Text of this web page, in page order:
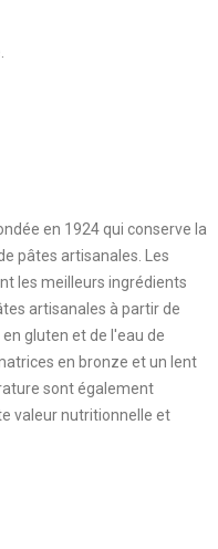
en 1924 qui conserve la
pâtes artisanales. Les
les meilleurs ingrédients
artisanales à partir de
gluten et de l'eau de
en bronze et un lent
sont également
valeur nutritionnelle et